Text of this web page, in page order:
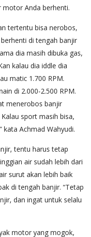
motor Anda berhenti.
tertentu bisa nerobos,
di tengah banjir
dia masih dibuka gas,
kalau dia iddle dia
matic 1.700 RPM.
di 2.000-2.500 RPM.
menerobos banjir
sport masih bisa,
kata Achmad Wahyudi.
tentu harus tetap
air sudah lebih dari
surut akan lebih baik
di tengah banjir. “Tetap
dan ingat untuk selalu
motor yang mogok,